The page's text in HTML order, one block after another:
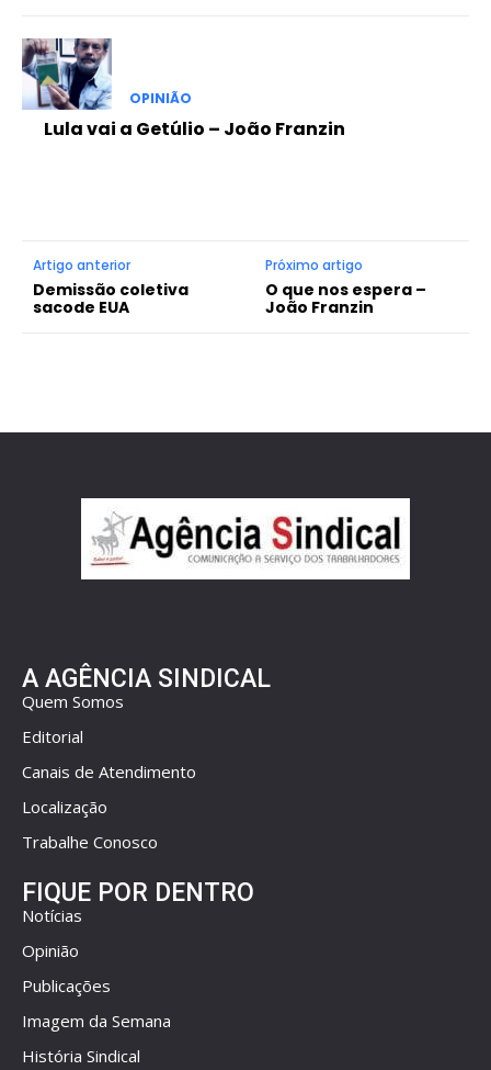
OPINIÃO
Lula vai a Getúlio – João Franzin
Artigo anterior
Demissão coletiva
sacode EUA
Próximo artigo
O que nos espera –
João Franzin
A AGÊNCIA SINDICAL
Quem Somos
Editorial
Canais de Atendimento
Localização
Trabalhe Conosco
FIQUE POR DENTRO
Notícias
Opinião
Publicações
Imagem da Semana
História Sindical